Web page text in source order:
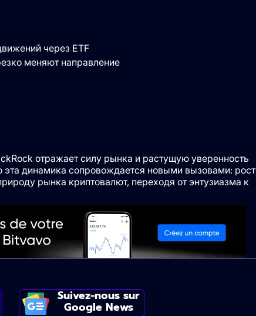
через ETF
меняют направление
отражает силу рынка и растущую уверенность
эта динамика сопровождается новыми вызовами: рост
рынка криптовалют, переходя от энтузиазма к
Suivez-nous sur
Google News